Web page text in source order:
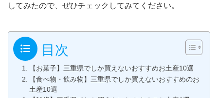
してみたので、ぜひチェックしてみてください。
目次
【お菓子】三重県でしか買えないおすすめお土産10選
【食べ物・飲み物】三重県でしか買えないおすすめのお
土産10選